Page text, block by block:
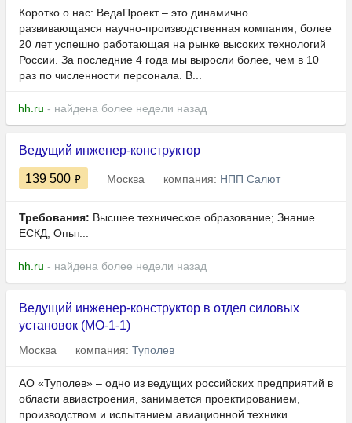
Коротко о нас: ВедаПроект – это динамично
развивающаяся научно-производственная компания, более
20 лет успешно работающая на рынке высоких технологий
России. За последние 4 года мы выросли более, чем в 10
раз по численности персонала. В...
hh.ru - найдена более недели назад
Ведущий инженер-конструктор
139 500 Москва компания: НПП Салют
Требования: Высшее техническое образование; Знание
ЕСКД; Опыт...
hh.ru - найдена более недели назад
Ведущий инженер-конструктор в отдел силовых
установок (МО-1-1)
Москва компания: Туполев
АО «Туполев» – одно из ведущих российских предприятий в
области авиастроения, занимается проектированием,
производством и испытанием авиационной техники